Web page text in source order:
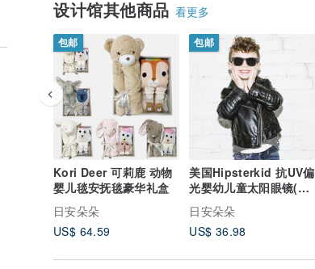
设计馆其他商品 看更多
包邮
Kori Deer 可莉鹿 动物
婴儿毯安抚毯豪华礼盒
日安朵朵
US$ 64.59
包邮
美国Hipsterkid 抗UV偏
光婴幼儿童太阳眼镜(附
固定绳)
日安朵朵
US$ 36.98